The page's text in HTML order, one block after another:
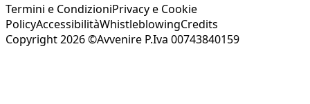
Termini e CondizioniPrivacy e Cookie
PolicyAccessibilitàWhistleblowingCredits
Copyright 2026 ©Avvenire P.Iva 00743840159